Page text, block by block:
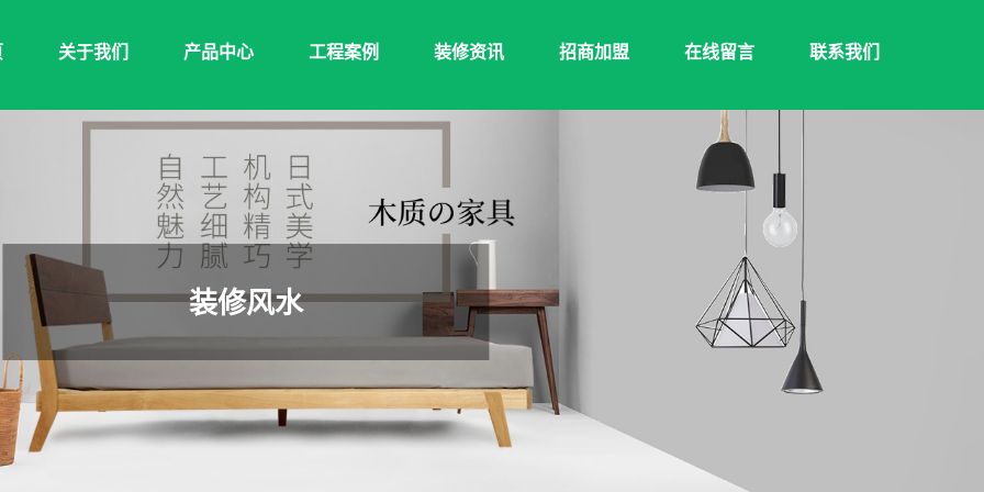
关于我们 产品中心 工程案例 装修资讯 招商加盟 在线留言 联系我们
装修风水